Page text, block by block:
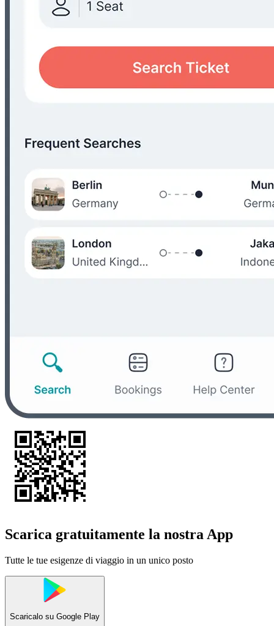
Scarica gratuitamente la nostra App
Tutte le tue esigenze di viaggio in un unico posto
Scaricalo su Google Play